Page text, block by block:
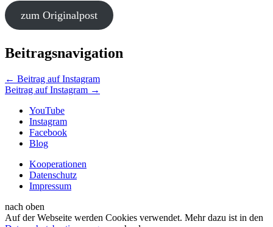
zum Originalpost
Beitragsnavigation
← Beitrag auf Instagram
Beitrag auf Instagram →
YouTube
Instagram
Facebook
Blog
Kooperationen
Datenschutz
Impressum
nach oben
Auf der Webseite werden Cookies verwendet. Mehr dazu ist in den